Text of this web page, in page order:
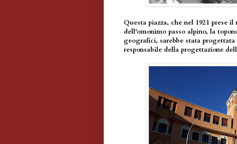
Questa piazza, che nel 1921 prese
dell'omonimo passo alpino, la
geografici, sarebbe stata
responsabile della progettazione